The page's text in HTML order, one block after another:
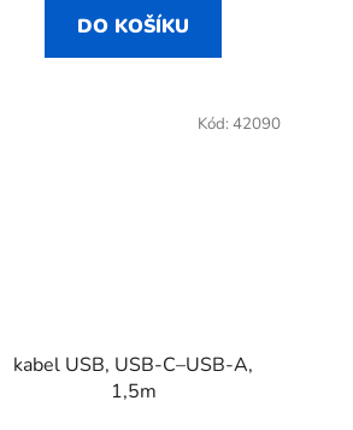
DO KOŠÍKU
kabel USB, USB-C–USB-A,
1,5m
Kód: 42090